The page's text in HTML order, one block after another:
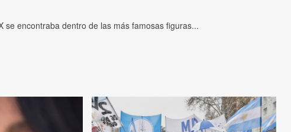
encontraba dentro de las más famosas figuras...